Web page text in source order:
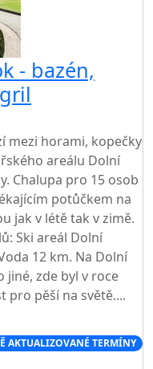
- bazén,
mezi horami, kopečky
areálu Dolní
Chalupa pro 15 osob
potůčkem na
jak v létě tak v zimě.
Ski areál Dolní
12 km. Na Dolní
jiné, zde byl v roce
pro pěší na světě....
AKTUALIZOVANÉ TERMÍNY